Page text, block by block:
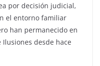
por decisión judicial,
el entorno familiar
han permanecido en
desde hace